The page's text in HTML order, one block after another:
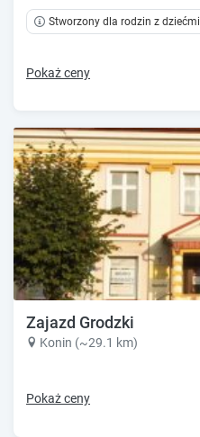
Stworzony dla rodzin z dziećmi
Pokaż ceny
Zajazd Grodzki
Konin (~29.1 km)
Pokaż ceny